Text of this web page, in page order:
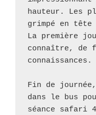
hauteur. Les
grimpé en
La première
connaître, de
connaissances.
Fin de
dans le bus
séance safari